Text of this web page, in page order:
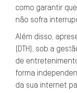
como garantir
não sofra
Além disso,
(DTH), sob a
de
forma
da sua internet